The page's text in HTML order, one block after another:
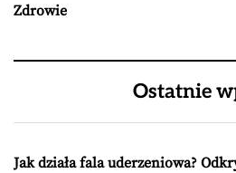
Zdrowie
Ostatnie
Jak działa fala uderzeniowa?